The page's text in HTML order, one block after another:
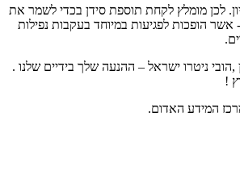
לכן מומלץ לקחת תוספת סידן בכדי לשמר את
הופכות לפגיעות במיוחד בעקבות נפילות
.
ניטרו ישראל – ההנעה שלך בידיים שלנו .
!
המידע האדום.